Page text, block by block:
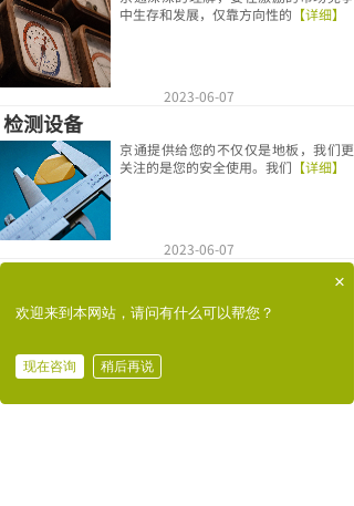
中生存和发展，仅靠方向性的 【详细】
2023-06-07
检测设备
京通提供给您的不仅仅是地板，我们更
关注的是您的安全使用。我们 【详细】
2023-06-07
京通拥有10000平米的生产区域，能每
年生产大于250000【详细】
2023-06-07
×
欢迎来到本网站，请问有什么可以帮您？
现在咨询
稍后再说
在线咨询